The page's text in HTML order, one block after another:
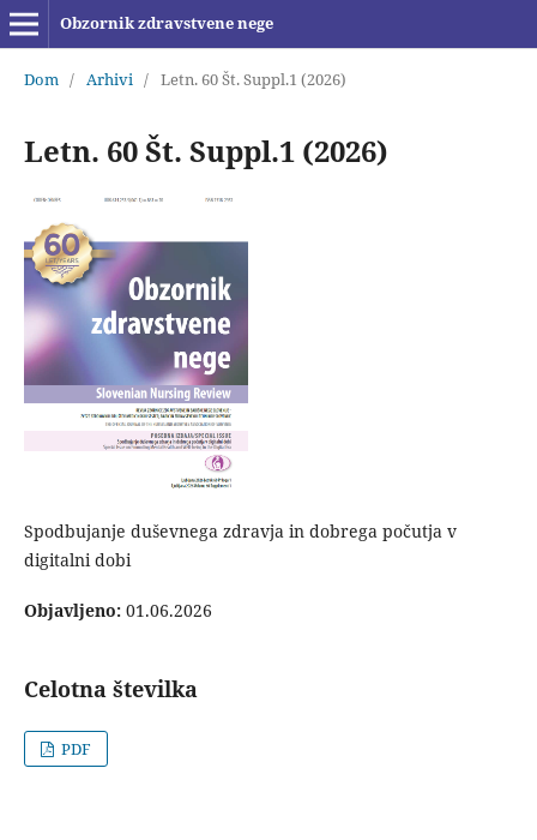
Obzornik zdravstvene nege
Dom / Arhivi / Letn. 60 Št. Suppl.1 (2026)
Letn. 60 Št. Suppl.1 (2026)
Spodbujanje duševnega zdravja in dobrega počutja v
digitalni dobi
Objavljeno: 01.06.2026
Celotna številka
PDF